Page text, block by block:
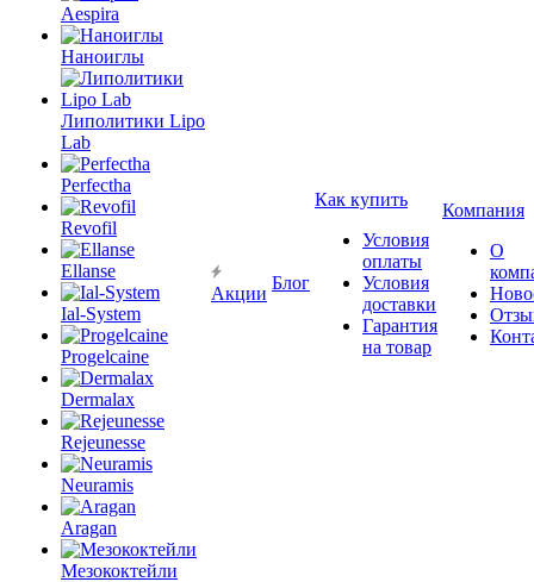
Aespira
Наноиглы
Липолитики Lipo
Lab
Perfectha
Revofil
Ellanse
Ial-System
Progelcaine
Dermalax
Rejeunesse
Neuramis
Aragan
Мезококтейли
Акции
Блог
Как купить
Условия
оплаты
Условия
доставки
Гарантия
на товар
Компания
О